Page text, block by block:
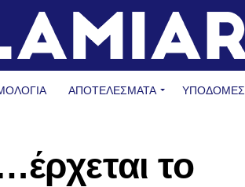
ΑΠΟΤΕΛΕΣΜΑΤΑ ΥΠΟΔΟΜΈΣ
το